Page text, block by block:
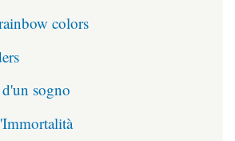
colors
sogno